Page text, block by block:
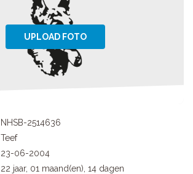
NHSB-2514636
Teef
23-06-2004
22 jaar, 01 maand(en), 14 dagen